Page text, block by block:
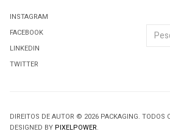
INSTAGRAM
FACEBOOK
LINKEDIN
TWITTER
DIREITOS DE AUTOR © 2026 PACKAGING. TODOS
DESIGNED BY PIXELPOWER.